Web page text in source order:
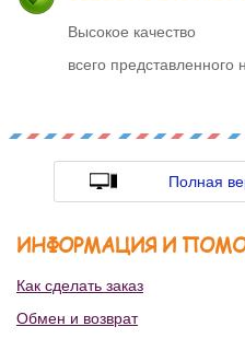
Высокое качество
всего представленного
Полная
ИНФОРМАЦИЯ И
Как сделать заказ
Обмен и возврат